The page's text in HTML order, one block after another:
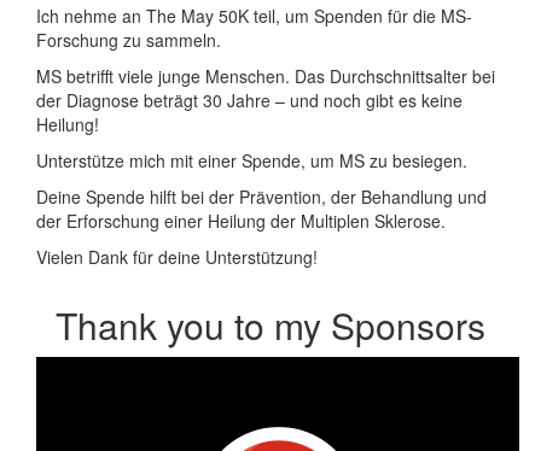
Ich nehme an The May 50K teil, um Spenden für die MS-
Forschung zu sammeln.
MS betrifft viele junge Menschen. Das Durchschnittsalter bei
der Diagnose beträgt 30 Jahre – und noch gibt es keine
Heilung!
Unterstütze mich mit einer Spende, um MS zu besiegen.
Deine Spende hilft bei der Prävention, der Behandlung und
der Erforschung einer Heilung der Multiplen Sklerose.
Vielen Dank für deine Unterstützung!
Thank you to my Sponsors